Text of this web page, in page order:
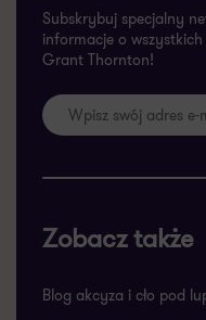
Subskrybuj specjalny
informacje o
Grant Thornton!
Zobacz także
Blog akcyza i cło pod